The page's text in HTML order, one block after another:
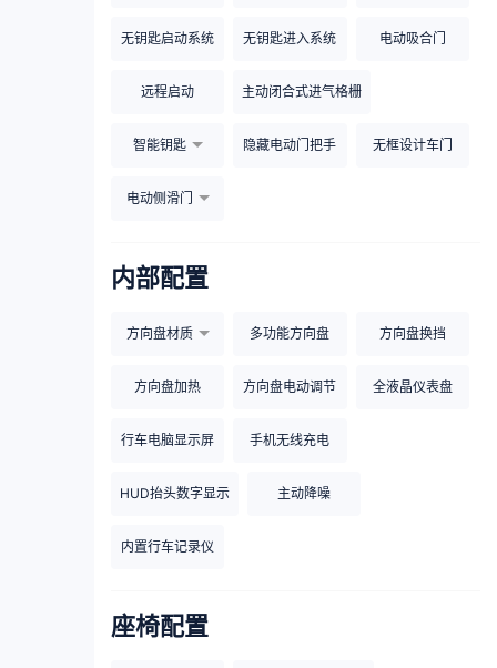
无钥匙启动系统 无钥匙进入系统 电动吸合门
远程启动 主动闭合式进气格栅
智能钥匙 隐藏电动门把手 无框设计车门
电动侧滑门
内部配置
方向盘材质 多功能方向盘 方向盘换挡
方向盘加热 方向盘电动调节 全液晶仪表盘
行车电脑显示屏 手机无线充电
HUD抬头数字显示 主动降噪
内置行车记录仪
座椅配置